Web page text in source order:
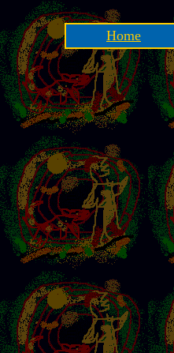
Home